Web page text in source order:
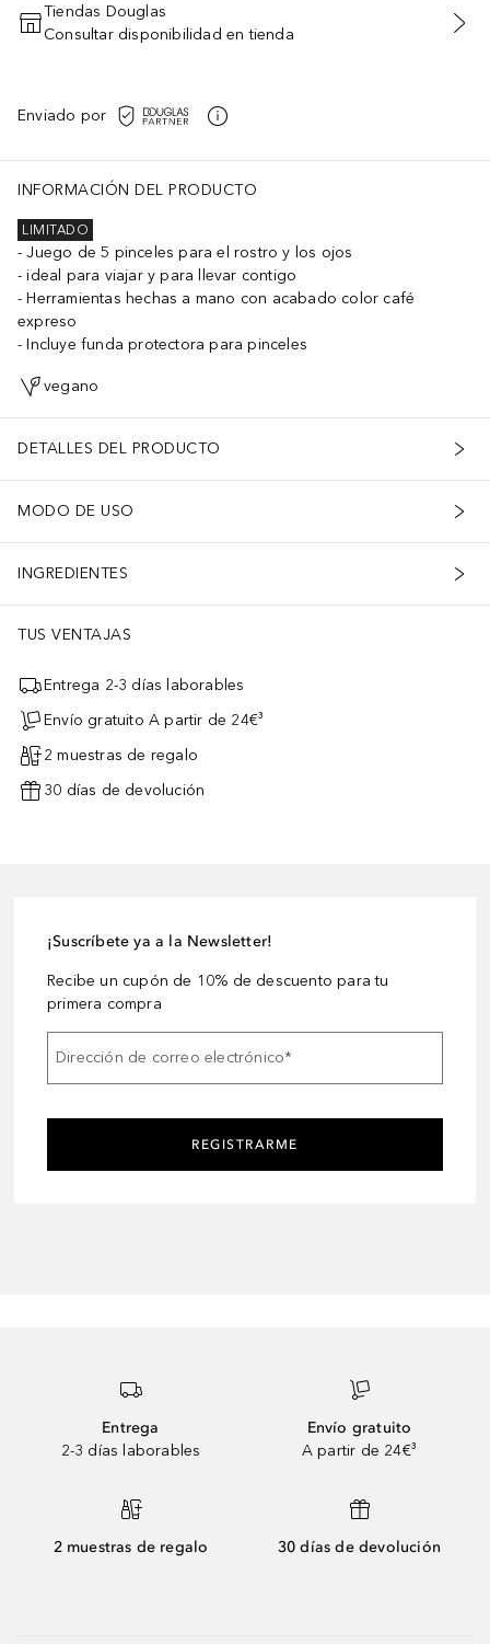
AÑADIR AL CARRITO
Tiendas Douglas
Consultar disponibilidad en tienda
Enviado por
INFORMACIÓN DEL PRODUCTO
LIMITADO
Juego de 5 pinceles para el rostro y los ojos
ideal para viajar y para llevar contigo
Herramientas hechas a mano con acabado color café
expreso
Incluye funda protectora para pinceles
vegano
DETALLES DEL PRODUCTO
MODO DE USO
INGREDIENTES
TUS VENTAJAS
Entrega 2-3 días laborables
Envío gratuito A partir de 24€³
2 muestras de regalo
30 días de devolución
¡Suscríbete ya a la Newsletter!
Recibe un cupón de 10% de descuento para tu
primera compra
Dirección de correo electrónico*
REGISTRARME
Entrega
2-3 días laborables
Envío gratuito
A partir de 24€³
2 muestras de regalo 30 días de devolución